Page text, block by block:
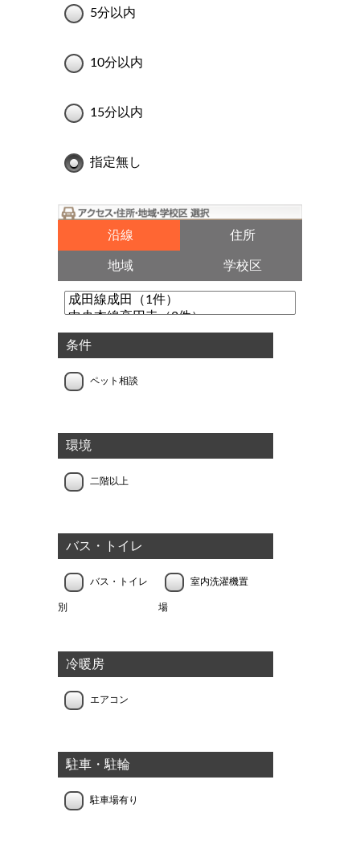
5分以内
10分以内
15分以内
指定無し
沿線 住所
地域 学校区
条件
ペット相談
環境
二階以上
バス・トイレ
バス・トイレ
別
室内洗濯機置
場
冷暖房
エアコン
駐車・駐輪
駐車場有り